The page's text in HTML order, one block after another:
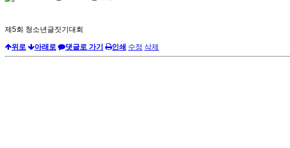
제5회 청소년글짓기대회
위로 아래로 댓글로 가기 인쇄 수정 삭제